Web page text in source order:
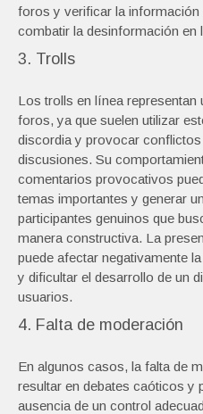
foros y verificar la información
combatir la desinformación en
3. Trolls
Los trolls en línea representan
foros, ya que suelen utilizar
discordia y provocar
discusiones. Su
comentarios provocativos
temas importantes y generar
participantes genuinos que
manera constructiva. La
puede afectar negativamente
y dificultar el desarrollo de un
usuarios.
4. Falta de moderación
En algunos casos, la falta de
resultar en debates caóticos y
ausencia de un control